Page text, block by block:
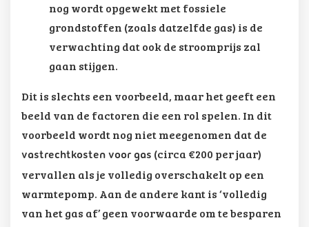
nog wordt opgewekt met fossiele
grondstoffen (zoals datzelfde gas) is de
verwachting dat ook de stroomprijs zal
gaan stijgen.
Dit is slechts een voorbeeld, maar het geeft een
beeld van de factoren die een rol spelen. In dit
voorbeeld wordt nog niet meegenomen dat de
vastrechtkosten voor gas (circa €200 per jaar)
vervallen als je volledig overschakelt op een
warmtepomp. Aan de andere kant is ‘volledig
van het gas af’ geen voorwaarde om te besparen